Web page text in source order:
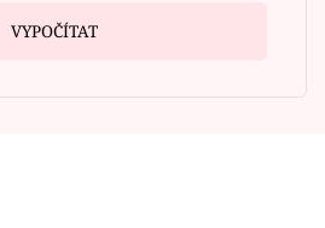
VYPOČÍTAT